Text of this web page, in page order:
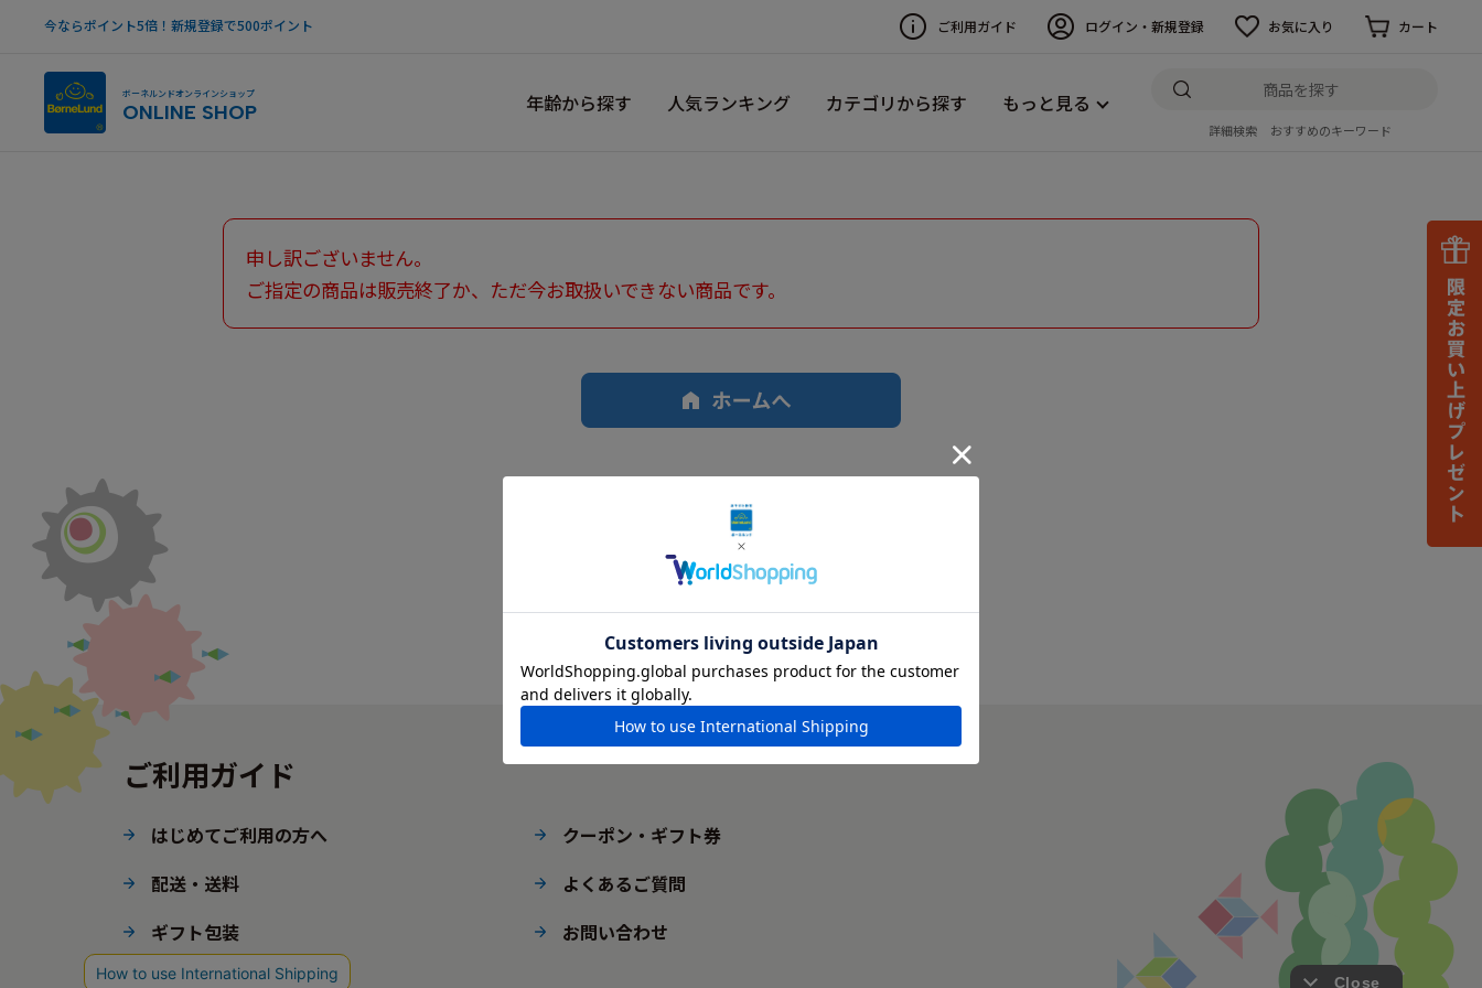
今ならポイント5倍！新規登録で500ポイント ご利用ガイド ログイン・新規登録 お気に入り カート
ボーネルンドオンラインショップ
ONLINE SHOP 年齢から探す 人気ランキング カテゴリから探す もっと見る
詳細検索 おすすめのキーワード
申し訳ございません。
ご指定の商品は販売終了か、ただ今お取扱いできない商品です。
ご利用ガイド
はじめてご利用の方へ
配送・送料
ギフト包装
ポイント・会員ステージ
クーポン・ギフト券
よくあるご質問
お問い合わせ